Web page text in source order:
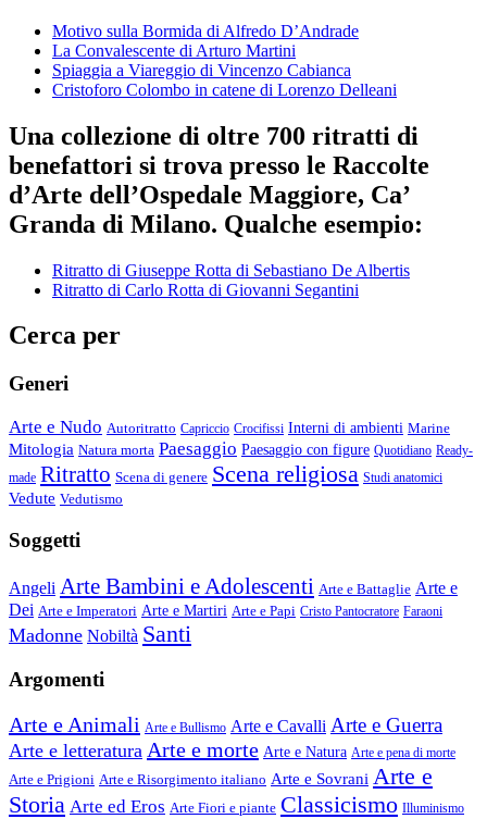
Motivo sulla Bormida di Alfredo D’Andrade
La Convalescente di Arturo Martini
Spiaggia a Viareggio di Vincenzo Cabianca
Cristoforo Colombo in catene di Lorenzo Delleani
Una collezione di oltre 700 ritratti di
benefattori si trova presso le Raccolte
d’Arte dell’Ospedale Maggiore, Ca’
Granda di Milano. Qualche esempio:
Ritratto di Giuseppe Rotta di Sebastiano De Albertis
Ritratto di Carlo Rotta di Giovanni Segantini
Cerca per
Generi
Arte e Nudo Autoritratto Capriccio Crocifissi Interni di ambienti Marine
Mitologia Natura morta Paesaggio Paesaggio con figure Quotidiano Ready-
made Ritratto Scena di genere Scena religiosa Studi anatomici
Vedute Vedutismo
Soggetti
Angeli Arte Bambini e Adolescenti Arte e Battaglie Arte e
Dei Arte e Imperatori Arte e Martiri Arte e Papi Cristo Pantocratore Faraoni
Madonne Nobiltà Santi
Argomenti
Arte e Animali Arte e Bullismo Arte e Cavalli Arte e Guerra
Arte e letteratura Arte e morte Arte e Natura Arte e pena di morte
Arte e Prigioni Arte e Risorgimento italiano Arte e Sovrani Arte e
Storia Arte ed Eros Arte Fiori e piante Classicismo Illuminismo